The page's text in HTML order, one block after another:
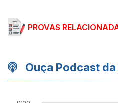
PROVAS
Ouça Podcast